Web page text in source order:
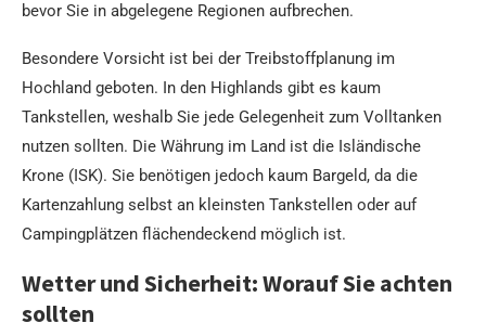
bevor Sie in abgelegene Regionen aufbrechen.
Besondere Vorsicht ist bei der Treibstoffplanung im
Hochland geboten. In den Highlands gibt es kaum
Tankstellen, weshalb Sie jede Gelegenheit zum Volltanken
nutzen sollten. Die Währung im Land ist die Isländische
Krone (ISK). Sie benötigen jedoch kaum Bargeld, da die
Kartenzahlung selbst an kleinsten Tankstellen oder auf
Campingplätzen flächendeckend möglich ist.
Wetter und Sicherheit: Worauf Sie achten
sollten